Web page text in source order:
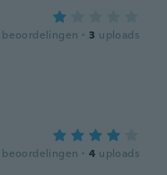
beoordelingen · 3 uploads
beoordelingen · 4 uploads